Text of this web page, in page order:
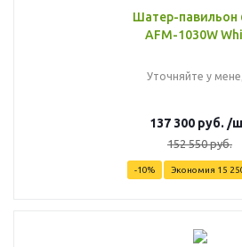
Шатер-павильон
AFM-1030W
Уточняйте у
137 300руб. /
152 550руб.
-10% Экономия 15